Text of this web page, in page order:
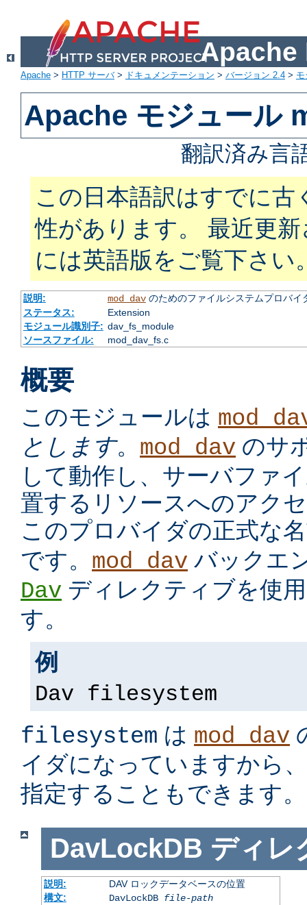
Apache
Apache > HTTP サーバ> ドキュメンテーション > バージョン 2.4 >
Apache モジュール
翻訳済み言
この日本語訳はすでに古
性があります。 最近更
には英語版をご覧下さい
説明: mod_davのためのファイルシステムプロバイ
ステータス:
Extension
モジュール識別子: dav_fs_module
ソースファイル:
mod_dav_fs.c
概要
このモジュールは
とします。 mod_dav のサ
して動作し、サーバファ
置するリソースへのアク
このプロバイダの正式な
です。 mod_dav バックエ
Dav ディレクティブを使
す。
例
Dav filesystem
filesystem は mod_dav
イダになっていますから
指定することもできます。
DavLockDB ディレ
説明:
DAV ロックデータベースの位置
構文:
DavLockDB file-path